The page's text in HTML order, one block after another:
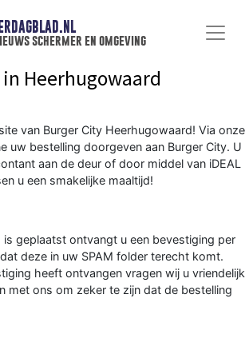
schermer en omgeving
in Heerhugowaard
van Burger City Heerhugowaard! Via onze
uw bestelling doorgeven aan Burger City. U
aan de deur of door middel van iDEAL
u een smakelijke maaltijd!
is geplaatst ontvangt u een bevestiging per
deze in uw SPAM folder terecht komt.
heeft ontvangen vragen wij u vriendelijk
met ons om zeker te zijn dat de bestelling